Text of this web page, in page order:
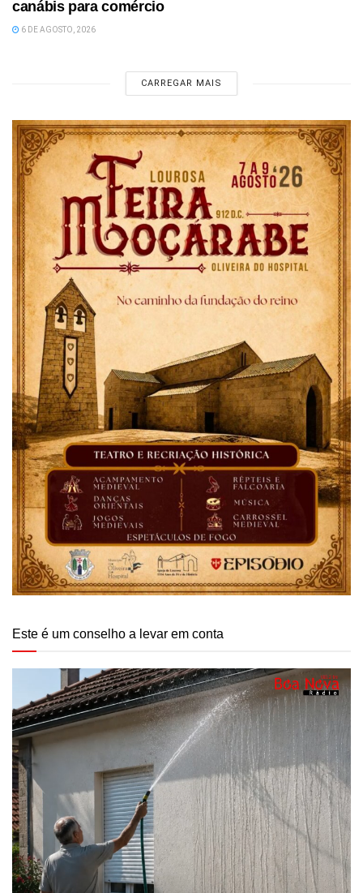
canábis para comércio
6 DE AGOSTO, 2026
CARREGAR MAIS
Este é um conselho a levar em conta